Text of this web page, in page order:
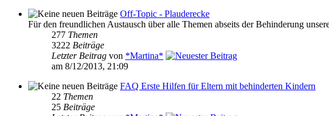
Off-Topic - Plauderecke
Für den freundlichen Austausch über alle Themen abseits der Behinderung
277 Themen
3222 Beiträge
Letzter Beitrag von *Martina*
am 8/12/2013, 21:09
FAQ Erste Hilfen für Eltern mit behinderten Kindern
22 Themen
25 Beiträge